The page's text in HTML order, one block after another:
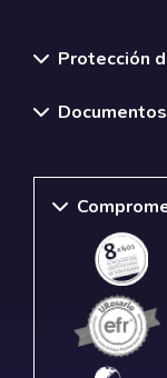
Protección